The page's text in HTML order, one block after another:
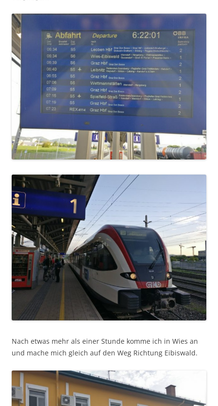
Nach etwas mehr als einer Stunde komme ich in Wies an
und mache mich gleich auf den Weg Richtung Eibiswald.